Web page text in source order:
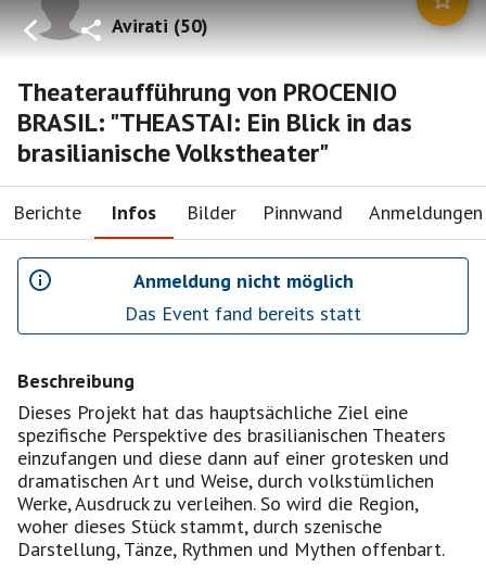
Avirati(50)
Theateraufführung von PROCENIO
BRASIL: "THEASTAI: Ein Blick in das
brasilianische Volkstheater"
Berichte Infos Bilder Pinnwand Anmeldungen
Anmeldung nicht möglich
Das Event fand bereits statt
Beschreibung
Dieses Projekt hat das hauptsächliche Ziel eine
spezifische Perspektive des brasilianischen Theaters
einzufangen und diese dann auf einer grotesken und
dramatischen Art und Weise, durch volkstümlichen
Werke, Ausdruck zu verleihen. So wird die Region,
woher dieses Stück stammt, durch szenische
Darstellung, Tänze, Rythmen und Mythen offenbart.